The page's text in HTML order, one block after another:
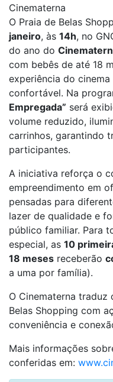
Cinematerna
O Praia de Belas
janeiro, às 14h, no
do ano do
com bebês de até 18
experiência do
confortável. Na
Empregada” será
volume reduzido,
carrinhos, garantindo
participantes.
A iniciativa reforça o
empreendimento em
pensadas para
lazer de qualidade e
público familiar. Para
especial, as 10
18 meses receberão
a uma por família).
O Cinematerna
Belas Shopping com
conveniência e
Mais informações
conferidas em: